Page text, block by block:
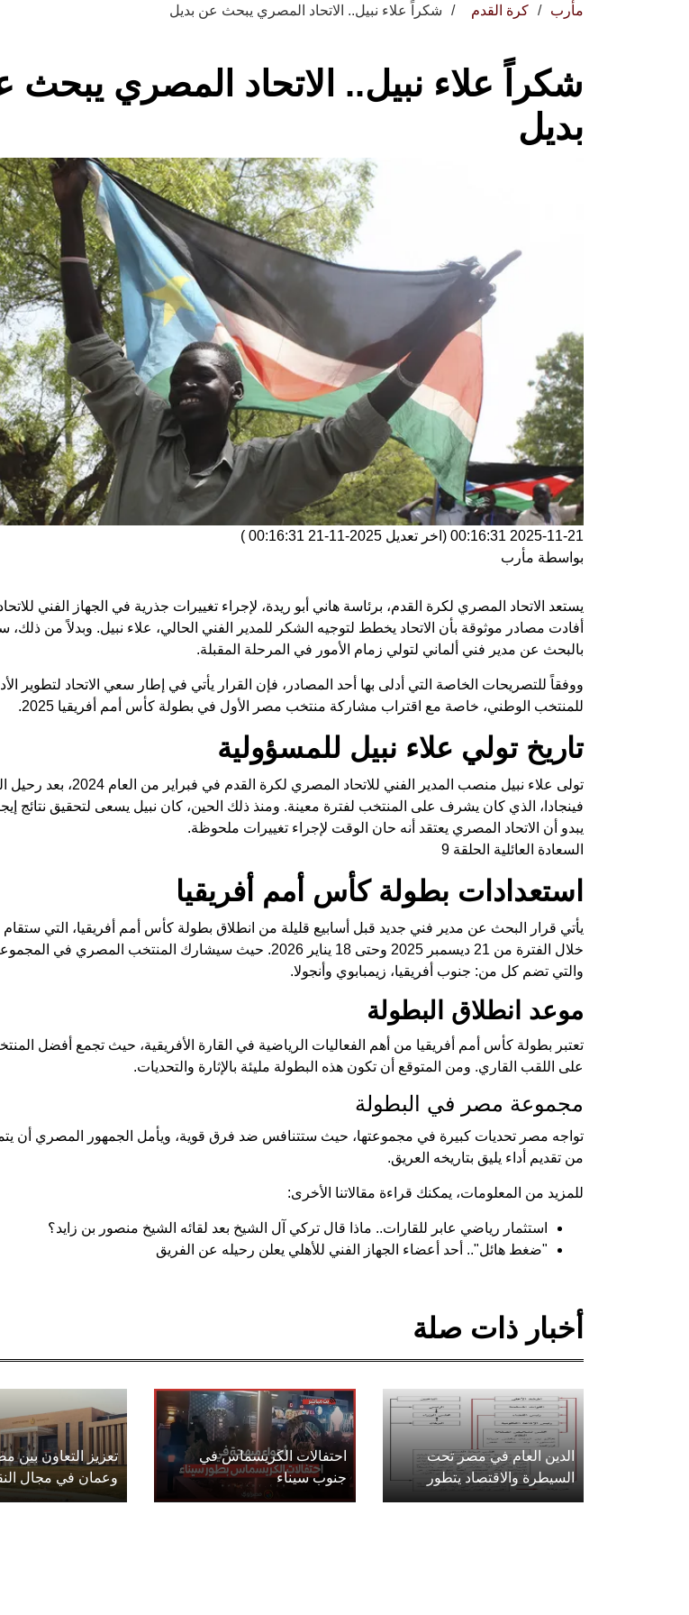
مأرب كرة القدم شكراً علاء نبيل.. الاتحاد المصري يبحث عن بديل
شكراً علاء نبيل.. الاتحاد المصري يبحث
بديل
2025-11-21 00:16:31 (اخر تعديل 2025-11-21 00:16:31
)
بواسطة مأرب
يستعد الاتحاد المصري لكرة القدم، برئاسة هاني أبو ريدة، لإجراء تغييرات جذرية في الجهاز الفني
أفادت مصادر موثوقة بأن الاتحاد يخطط لتوجيه الشكر للمدير الفني الحالي، علاء نبيل. وبدلاً من ذلك،
بالبحث عن مدير فني ألماني لتولي زمام الأمور في المرحلة المقبلة.
ووفقاً للتصريحات الخاصة التي أدلى بها أحد المصادر، فإن القرار يأتي في إطار سعي الاتحاد لتطوير
للمنتخب الوطني، خاصة مع اقتراب مشاركة منتخب مصر الأول في بطولة كأس أمم أفريقيا 2025.
تاريخ تولي علاء نبيل للمسؤولية
تولى علاء نبيل منصب المدير الفني للاتحاد المصري
فينجادا، الذي كان يشرف على المنتخب لفترة معينة. ومنذ ذلك الحين، كان نبيل يسعى لتحقيق نتائج
يبدو أن الاتحاد المصري يعتقد أنه حان الوقت لإجراء تغييرات ملحوظة.
السعادة العائلية الحلقة 9
استعدادات بطولة كأس أمم أفريقيا
يأتي قرار البحث عن مدير فني جديد قبل أسابيع قليلة من انطلاق بطولة كأس أمم أفريقيا، التي
خلال الفترة من 21 ديسمبر 2025 وحتى 18 يناير 2026. حيث سيشارك المنتخب المصري في
والتي تضم كل من: جنوب أفريقيا، زيمبابوي وأنجولا.
موعد انطلاق البطولة
تعتبر بطولة كأس أمم أفريقيا من أهم الفعاليات الرياضية في القارة الأفريقية، حيث تجمع أفضل
على اللقب القاري. ومن المتوقع أن تكون هذه البطولة مليئة بالإثارة والتحديات.
مجموعة مصر في البطولة
تواجه مصر تحديات كبيرة في مجموعتها، حيث ستتنافس ضد فرق قوية، ويأمل الجمهور المصري أن
من تقديم أداء يليق بتاريخه العريق.
للمزيد من المعلومات، يمكنك قراءة مقالاتنا الأخرى:
استثمار رياضي عابر للقارات.. ماذا قال تركي آل الشيخ بعد لقائه الشيخ منصور بن زايد؟
"ضغط هائل".. أحد أعضاء الجهاز الفني للأهلي يعلن رحيله عن الفريق
أخبار ذات صلة
الدين العام في مصر تحت
السيطرة والاقتصاد يتطور
احتفالات الكريسماس في
جنوب سيناء
تعزيز التعاون بين
وعمان في مجال